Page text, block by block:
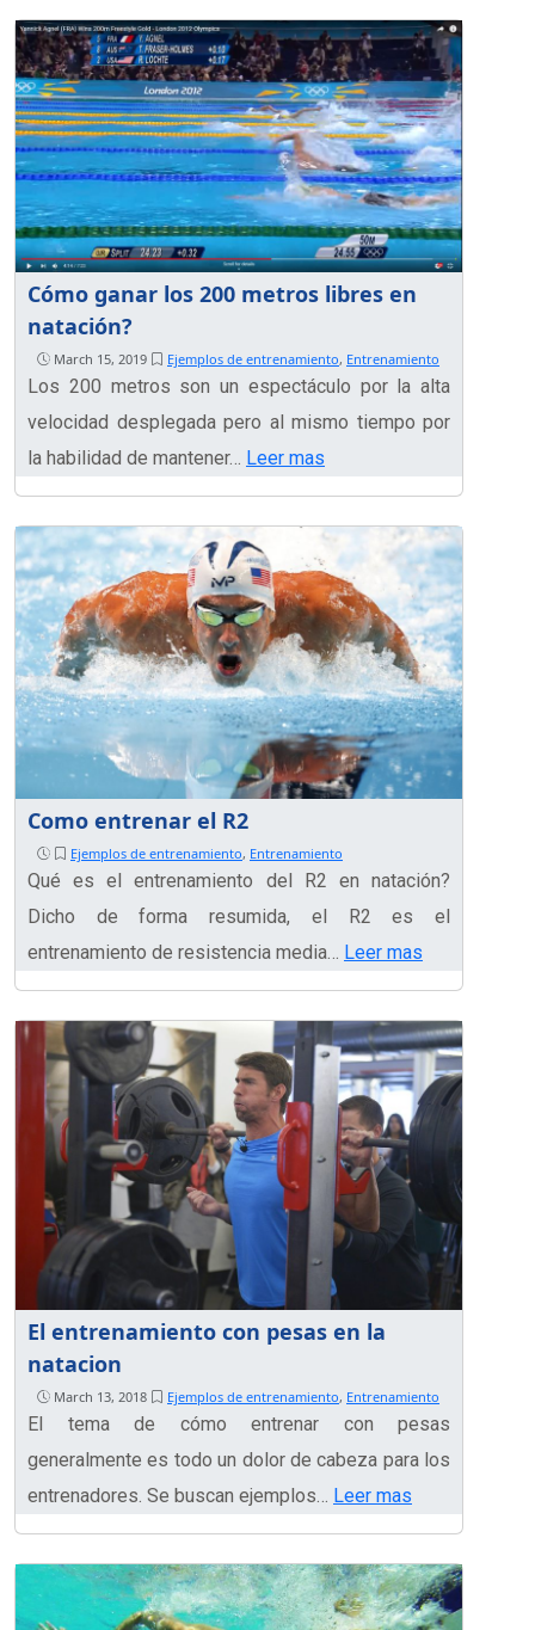
Cómo ganar los 200 metros libres en
natación?
March 15, 2019 Ejemplos de entrenamiento, Entrenamiento
Los 200 metros son un espectáculo por la alta
velocidad desplegada pero al mismo tiempo por
la habilidad de mantener… Leer mas
Como entrenar el R2
Ejemplos de entrenamiento, Entrenamiento
Qué es el entrenamiento del R2 en natación?
Dicho de forma resumida, el R2 es el
entrenamiento de resistencia media… Leer mas
El entrenamiento con pesas en la
natacion
March 13, 2018 Ejemplos de entrenamiento, Entrenamiento
El tema de cómo entrenar con pesas
generalmente es todo un dolor de cabeza para los
entrenadores. Se buscan ejemplos… Leer mas